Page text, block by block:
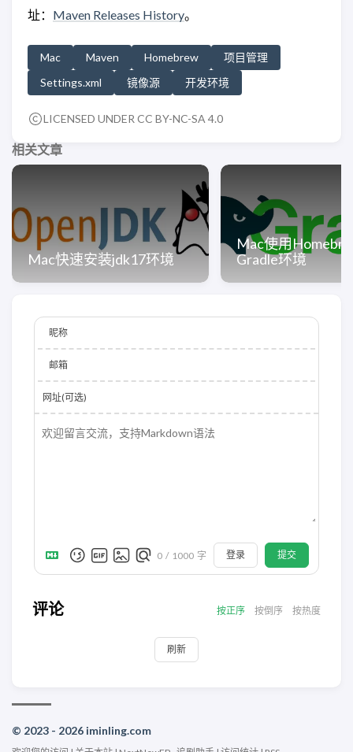
址： Maven Releases History。
Mac Maven Homebrew
项目管理
Settings.xml
镜像源 开发环境
LICENSED UNDER CC BY-NC-SA 4.0
相关文章
Mac快速安装jdk17环境
Mac使用
Gradle环境
昵称
邮箱
网址(可选)
0 / 1000 字 登录 提交
评论 按正序 按倒序 按热度
刷新
© 2023 - 2026 iminling.com